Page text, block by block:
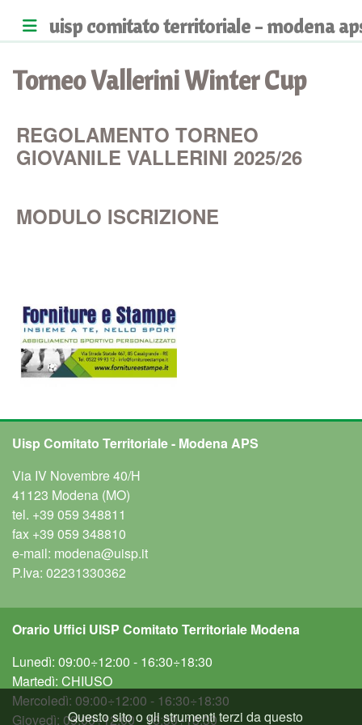
uisp comitato territoriale - modena
Torneo Vallerini Winter Cup
REGOLAMENTO TORNEO
GIOVANILE VALLERINI 2025/26
MODULO ISCRIZIONE
Uisp Comitato Territoriale - Modena APS
Via IV Novembre 40/H
41123 Modena (MO)
tel. +39 059 348811
fax +39 059 348810
e-mail: modena@uisp.it
P.Iva: 02231330362
Orario Uffici UISP Comitato Territoriale Modena
Lunedì: 09:00÷12:00 - 16:30÷18:30
Martedì: CHIUSO
Mercoledì: 09:00÷12:00 - 16:30÷18:30
Giovedì: 09:00÷12:00 - 16:30÷18:30
Questo sito o gli strumenti terzi da questo